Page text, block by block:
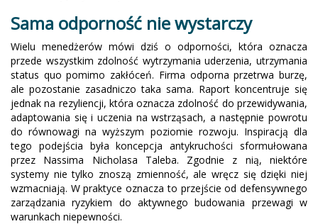
Sama odporność nie wystarczy
Wielu menedżerów mówi dziś o odporności, która oznacza
przede wszystkim zdolność wytrzymania uderzenia, utrzymania
status quo pomimo zakłóceń. Firma odporna przetrwa burzę,
ale pozostanie zasadniczo taka sama. Raport koncentruje się
jednak na rezyliencji, która oznacza zdolność do przewidywania,
adaptowania się i uczenia na wstrząsach, a następnie powrotu
do równowagi na wyższym poziomie rozwoju. Inspiracją dla
tego podejścia była koncepcja antykruchości sformułowana
przez Nassima Nicholasa Taleba. Zgodnie z nią, niektóre
systemy nie tylko znoszą zmienność, ale wręcz się dzięki niej
wzmacniają. W praktyce oznacza to przejście od defensywnego
zarządzania ryzykiem do aktywnego budowania przewagi w
warunkach niepewności.